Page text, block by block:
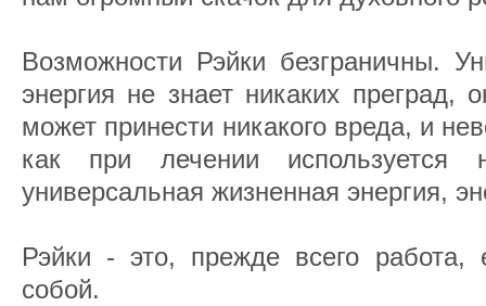
Возможности Рэйки безграничны.
энергия не знает никаких преград,
может принести никакого вреда, и
как при лечении
универсальная жизненная энергия,
Рэйки - это, прежде всего работа,
собой.